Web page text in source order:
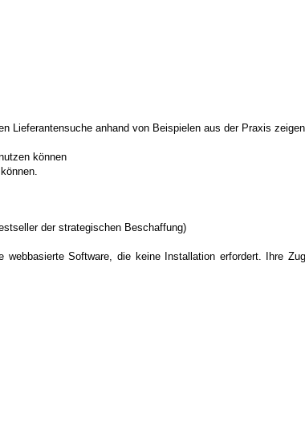
Lieferantensuche anhand von Beispielen aus der Praxis zeigen
können
der strategischen Beschaffung)
Software, die keine Installation erfordert. Ihre